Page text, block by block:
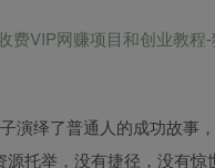
费VIP网赚项目和创业教程
演绎了普通人的成功故事
源托举，没有捷径，没有惊